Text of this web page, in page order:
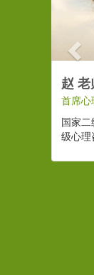
赵 老
首席心
国家
级心理